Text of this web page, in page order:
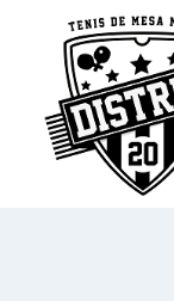
contenido